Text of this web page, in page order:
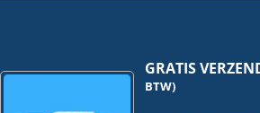
GRATIS
BTW)